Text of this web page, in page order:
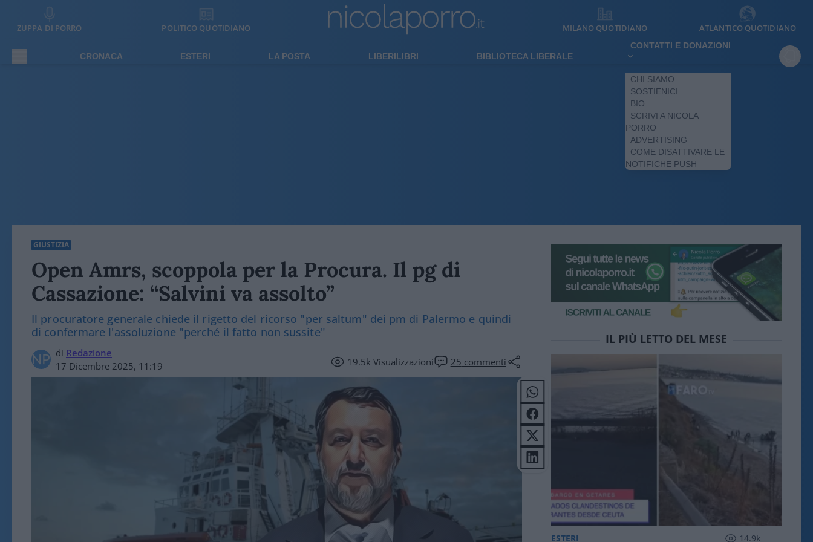
ZUPPA DI PORRO POLITICO QUOTIDIANO MILANO QUOTIDIANO ATLANTICO QUOTIDIANO
CRONACA ESTERI LA POSTA LIBERILIBRI BIBLIOTECA LIBERALE
CONTATTI E DONAZIONI
CHI SIAMO
SOSTIENICI
BIO
SCRIVI A NICOLA
PORRO
ADVERTISING
COME DISATTIVARE LE
NOTIFICHE PUSH
GIUSTIZIA
Open Amrs, scoppola per la Procura. Il pg di
Cassazione: “Salvini va assolto”
Il procuratore generale chiede il rigetto del ricorso "per saltum" dei pm di Palermo e quindi
di confermare l'assoluzione "perché il fatto non sussite"
di Redazione
17 Dicembre 2025, 11:19
19.5kVisualizzazioni 25 commenti
IL PIÙ LETTO DEL MESE
ESTERI 14.9k